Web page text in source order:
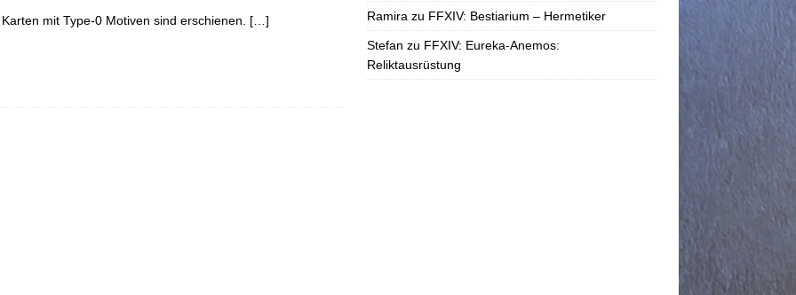
mit Type-0 Motiven sind erschienen. […] Ramira zu FFXIV: Bestiarium – Hermetiker
Stefan zu FFXIV: Eureka-Anemos:
Reliktausrüstung